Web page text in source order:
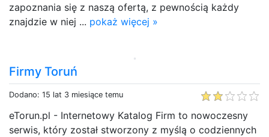
zapoznania się z naszą ofertą, z pewnością każdy
znajdzie w niej ... pokaż więcej »
Firmy Toruń
Dodano: 15 lat 3 miesiące temu
eTorun.pl - Internetowy Katalog Firm to nowoczesny
serwis, który został stworzony z myślą o codziennych